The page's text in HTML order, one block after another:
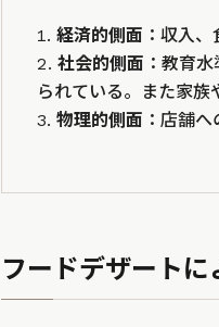
経済的側面 ：収入
社会的側面 ：教育
られている。また家族
物理的側面 ：店舗
フードデザートに